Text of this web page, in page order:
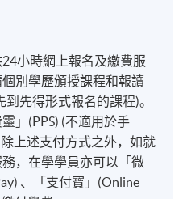
小時網上報名及繳費服
別學歷頒授課程和報讀
先得形式報名的課程)。
」(PPS) (不適用於手
上述支付方式之外，如就
，在學學員亦可以「微
、「支付寶」(Online